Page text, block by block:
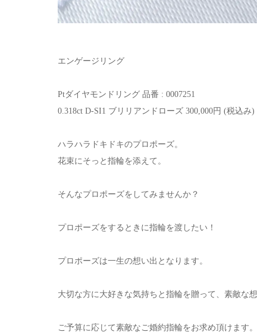
エンゲージリング
Ptダイヤモンドリング 品番 : 0007251
0.318ct D-SI1 ブリリアンドローズ 300,000円 (税込み)
ハラハラドキドキのプロポーズ。
花束にそっと指輪を添えて。
そんなプロポーズをしてみませんか？
プロポーズをするときに指輪を渡したい！
プロポーズは一生の想い出となります。
大切な方に大好きな気持ちと指輪を贈って、素敵な
ご予算に応じて素敵なご婚約指輪をお求め頂けます。